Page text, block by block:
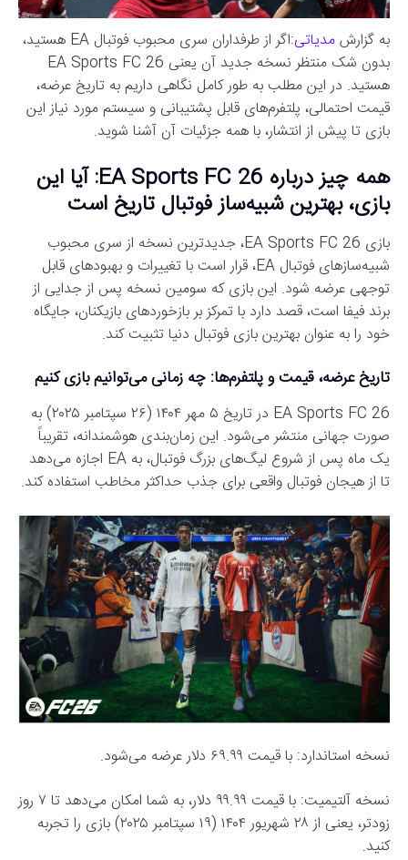
به گزارشمدیاتی
:اگر از طرفداران سری محبوب فوتبال EA هستید،
بدون شک منتظر نسخه جدید آن یعنی EA Sports FC 26
هستید. در این مطلب به طور کامل نگاهی داریم به تاریخ عرضه،
قیمت احتمالی، پلتفرم‌های قابل پشتیبانی و سیستم مورد نیاز این
بازی تا پیش از انتشار، با همه جزئیات آن آشنا شوید.
همه چیز درباره EA Sports FC 26: آیا این
بازی، بهترین شبیه‌ساز فوتبال تاریخ است
بازی EA Sports FC 26، جدیدترین نسخه از سری محبوب
شبیه‌سازهای فوتبال EA، قرار است با تغییرات و بهبودهای قابل
توجهی عرضه شود. این بازی که سومین نسخه پس از جدایی از
برند فیفا است، قصد دارد با تمرکز بر بازخوردهای بازیکنان، جایگاه
خود را به عنوان بهترین بازی فوتبال دنیا تثبیت کند.
تاریخ عرضه، قیمت و پلتفرم‌ها: چه زمانی می‌توانیم بازی کنیم
EA Sports FC 26 در تاریخ ۵ مهر ۱۴۰۴ (۲۶ سپتامبر ۲۰۲۵) به
صورت جهانی منتشر می‌شود. این زمان‌بندی هوشمندانه، تقریباً
یک ماه پس از شروع لیگ‌های بزرگ فوتبال، به EA اجازه می‌دهد
تا از هیجان فوتبال واقعی برای جذب حداکثر مخاطب استفاده کند.
نسخه استاندارد: با قیمت ۶۹.۹۹ دلار عرضه می‌شود.
نسخه آلتیمیت: با قیمت ۹۹.۹۹ دلار، به شما امکان می‌دهد تا ۷ روز
زودتر، یعنی از ۲۸ شهریور ۱۴۰۴ (۱۹ سپتامبر ۲۰۲۵) بازی را تجربه
کنید.